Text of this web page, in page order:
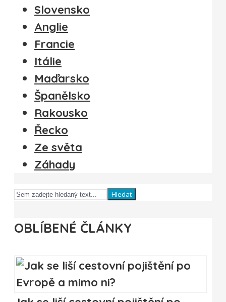
Slovensko
Anglie
Francie
Itálie
Maďarsko
Španělsko
Rakousko
Řecko
Ze světa
Záhady
Hledat
OBLÍBENÉ ČLÁNKY